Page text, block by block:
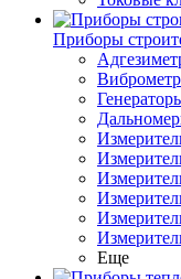
Приборы
Еще